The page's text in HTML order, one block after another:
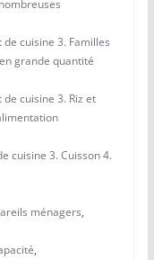
cuisine 3. Familles
grande quantité
cuisine 3. Riz et
cuisine 3. Cuisson 4.
ménagers,
,